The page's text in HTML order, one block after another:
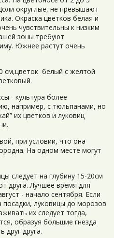
округлые, не превышают
Окраска цветков белая и
чувствительны к низким
зоны требуют
Южнее растут очень
см,цветок белый с желтой
- культура более
например, с тюльпанами, но
их цветков и луковиц
при условии, что она
На одном месте могут
следует на глубину 15-20см
друга. Лучшее время для
- начало сентября. Если
посадки, луковицы до морозов
их следует тогда,
образуя большие гнезда
друг друга.